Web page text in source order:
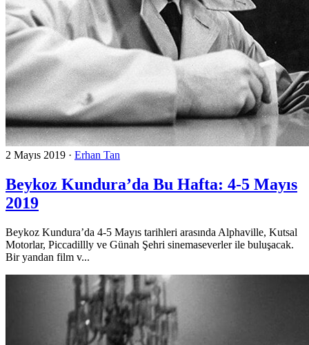
2 Mayıs 2019 · Erhan Tan
Beykoz Kundura’da Bu Hafta: 4-5 Mayıs
2019
Beykoz Kundura’da 4-5 Mayıs tarihleri arasında Alphaville, Kutsal
Motorlar, Piccadillly ve Günah Şehri sinemaseverler ile buluşacak.
Bir yandan film v...